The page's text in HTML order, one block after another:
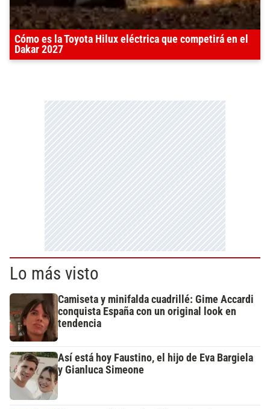
Cómo es la Toyota Hilux eléctrica que competirá en el
Dakar 2027
Lo más visto
Camiseta y minifalda cuadrillé: Gime Accardi
conquista España con un original look en
tendencia
Así está hoy Faustino, el hijo de Eva Bargiela
y Gianluca Simeone